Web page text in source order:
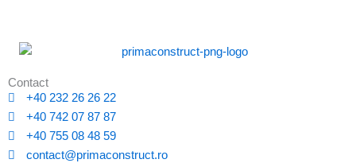
Contact
+40 232 26 26 22
+40 742 07 87 87
+40 755 08 48 59
contact@primaconstruct.ro